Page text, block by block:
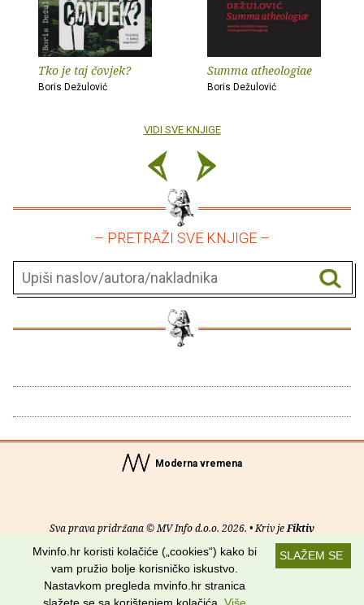
Tko je taj čovjek?
Boris Dežulović
Summa atheologiae
Boris Dežulović
VIDI SVE KNJIGE
– PRETRAŽI SVE KNJIGE –
Moderna vremena
Sva prava pridržana © MV Info d.o.o. 2026. • Kriv jeFiktiv
O nama• Pomoć• Uvjeti korištenja•RSS kanali
Potraži nas na:
SLAŽEM SE
Mvinfo.hr koristi kolačiće („cookies“) kako bi
vam pružio bolje korisničko iskustvo.
Nastavkom pregleda mvinfo.hr stranica